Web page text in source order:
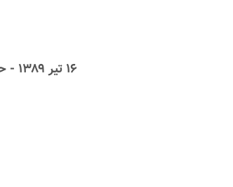
۱۶ تیر ۱۳۸۹ - حرف اول